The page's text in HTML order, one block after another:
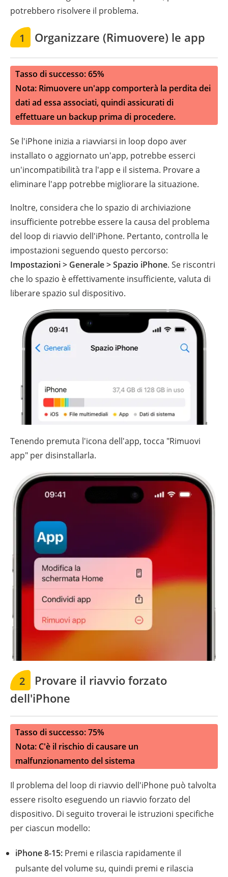
potrebbero risolvere il problema.
1 Organizzare (Rimuovere) le app
Tasso di successo: 65%
Nota: Rimuovere un'app comporterà la perdita dei
dati ad essa associati, quindi assicurati di
effettuare un backup prima di procedere.
Se l'iPhone inizia a riavviarsi in loop dopo aver
installato o aggiornato un'app, potrebbe esserci
un'incompatibilità tra l'app e il sistema. Provare a
eliminare l'app potrebbe migliorare la situazione.
Inoltre, considera che lo spazio di archiviazione
insufficiente potrebbe essere la causa del problema
del loop di riavvio dell'iPhone. Pertanto, controlla le
impostazioni seguendo questo percorso:
Impostazioni > Generale > Spazio iPhone. Se riscontri
che lo spazio è effettivamente insufficiente, valuta di
liberare spazio sul dispositivo.
Tenendo premuta l'icona dell'app, tocca "Rimuovi
app" per disinstallarla.
2
Provare il riavvio forzato
dell'iPhone
Tasso di successo: 75%
Nota: C'è il rischio di causare un
malfunzionamento del sistema
Il problema del loop di riavvio dell'iPhone può talvolta
essere risolto eseguendo un riavvio forzato del
dispositivo. Di seguito troverai le istruzioni specifiche
per ciascun modello:
iPhone 8-15: Premi e rilascia rapidamente il
pulsante del volume su, quindi premi e rilascia